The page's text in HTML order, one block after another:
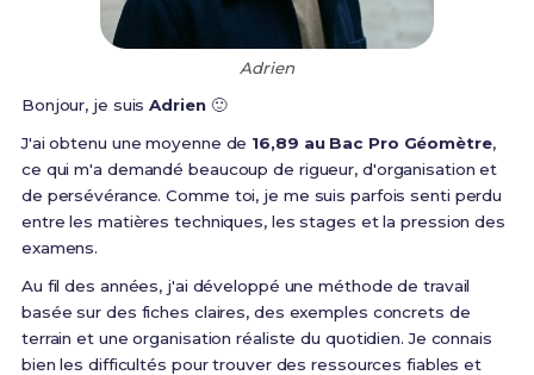
Adrien
Bonjour, je suisAdrien🙂
J'ai obtenu une moyenne de 16,89 au Bac Pro Géomètre,
ce qui m'a demandé beaucoup de rigueur, d'organisation et
de persévérance. Comme toi, je me suis parfois senti perdu
entre les matières techniques, les stages et la pression des
examens.
Au fil des années, j'ai développé une méthode de travail
basée sur des fiches claires, des exemples concrets de
terrain et une organisation réaliste du quotidien. Je connais
bien les difficultés pour trouver des ressources fiables et